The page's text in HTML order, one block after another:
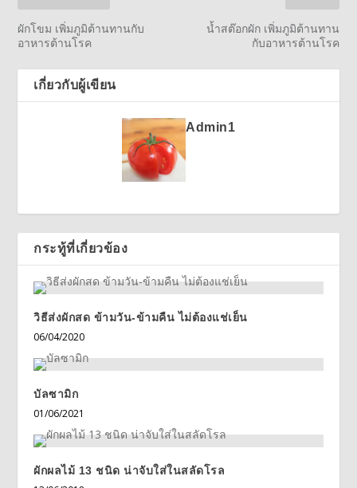
ผักโขม เพิ่มภูมิต้านทานกับ
อาหารต้านโรค
น้ำสต๊อกผัก เพิ่มภูมิต้านทาน
กับอาหารต้านโรค
เกี่ยวกับผู้เขียน
Admin1
กระทู้ที่เกี่ยวข้อง
วิธีส่งผักสด ข้ามวัน-ข้ามคืน ไม่ต้องแช่เย็น
06/04/2020
บัลซามิก
01/06/2021
ผักผลไม้ 13 ชนิด น่าจับใส่ในสลัดโรล